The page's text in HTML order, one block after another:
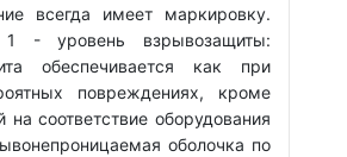
всегда имеет маркировку.
1 - уровень взрывозащиты:
обеспечивается как при
повреждениях, кроме
соответствие оборудования
оболочка по